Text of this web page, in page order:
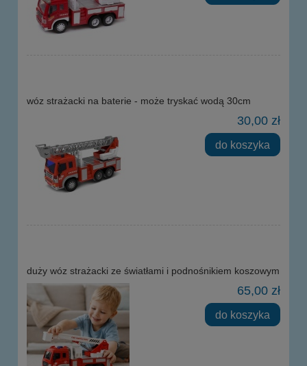
wóz strażacki na baterie - może tryskać wodą 30cm
30,00 zł
do koszyka
duży wóz strażacki ze światłami i podnośnikiem koszowym
65,00 zł
do koszyka